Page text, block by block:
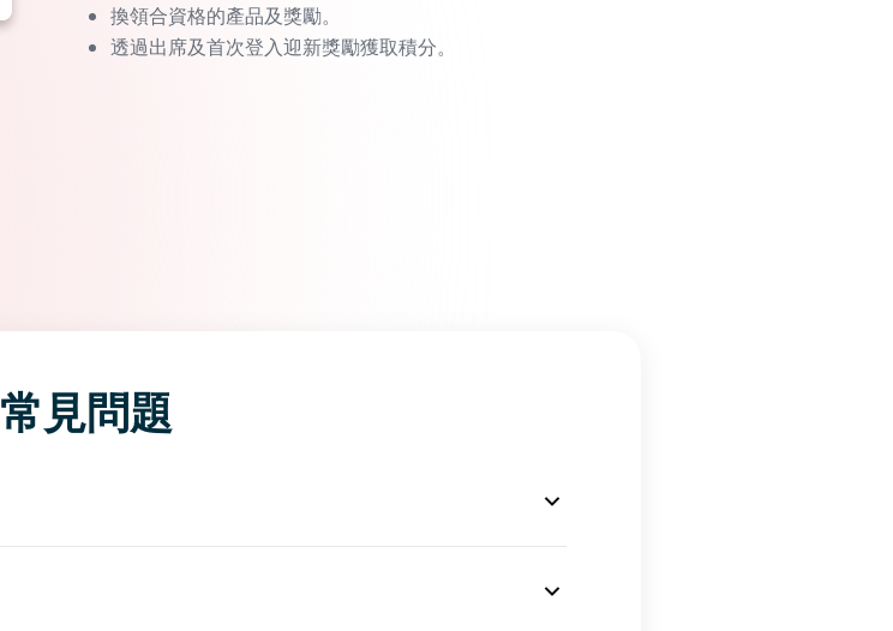
換領合資格的產品及獎勵。
透過出席及首次登入迎新獎勵獲取積分。
常見問題